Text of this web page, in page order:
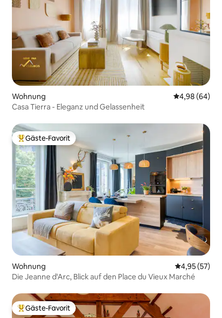
Wohnung
4,98 (64)
Casa Tierra - Eleganz und Gelassenheit
Beliebter Gäste-Favorit.
Gäste-Favorit
Wohnung
4,95 (57)
Die Jeanne d'Arc, Blick auf den Place du Vieux Marché
Beliebter Gäste-Favorit.
Gäste-Favorit